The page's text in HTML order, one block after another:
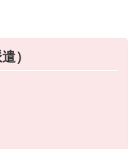
、受付
立・検査
ステ
ソフトバンク)など
など格安スマホまで幅
）